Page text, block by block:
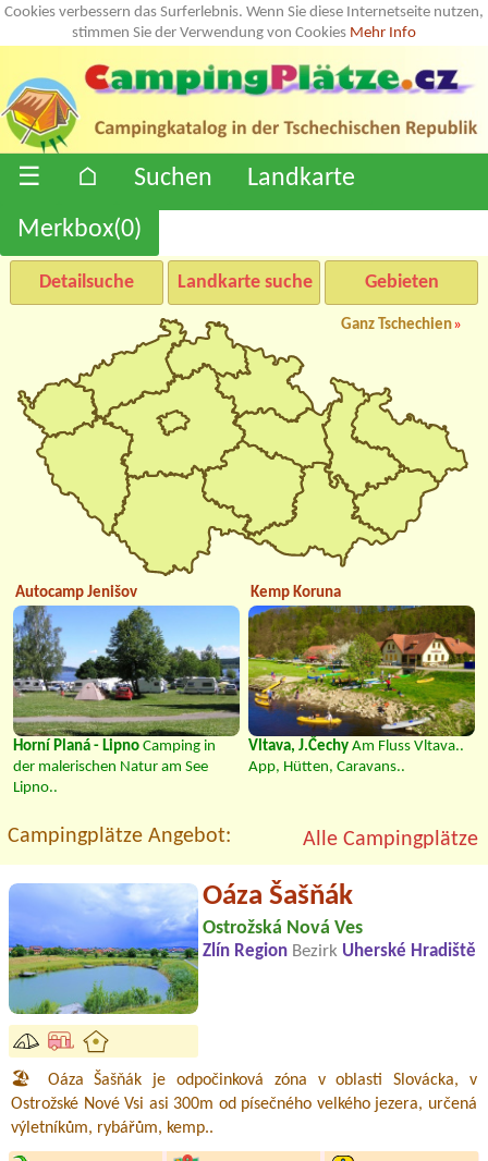
Cookies verbessern das Surferlebnis. Wenn Sie diese Internetseite nutzen,
stimmen Sie der Verwendung von Cookies Mehr Info
☰ ⌂ Suchen
Landkarte
Merkbox(0)
Detailsuche Landkarte suche Gebieten
Ganz Tschechien»
Autocamp Jenišov
Horní Planá - Lipno Camping in
der malerischen Natur am See
Lipno..
Kemp Koruna
Vltava, J.Čechy Am Fluss Vltava..
App, Hütten, Caravans..
Campingplätze Angebot: Alle Campingplätze
Oáza Šašňák
Ostrožská Nová Ves
Zlín Region Bezirk Uherské Hradiště
🏖️ Oáza Šašňák je odpočinková zóna v oblasti Slovácka, v
Ostrožské Nové Vsi asi 300m od písečného velkého jezera, určená
výletníkům, rybářům, kemp..